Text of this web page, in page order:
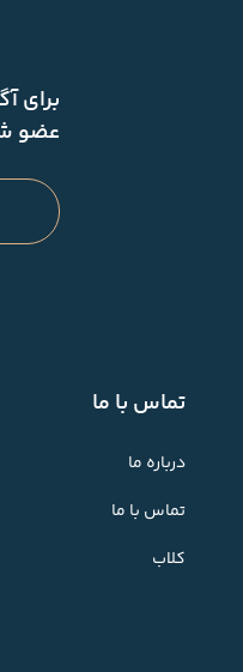
برای
عضو
تماس با ما
درباره ما
تماس با ما
کلاب